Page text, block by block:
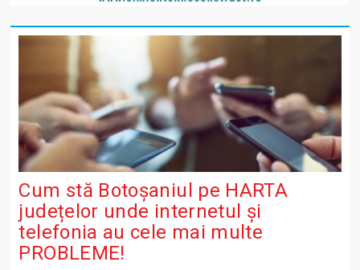
Cum stă Botoșaniul pe HARTA
județelor unde internetul și
telefonia au cele mai multe
PROBLEME!